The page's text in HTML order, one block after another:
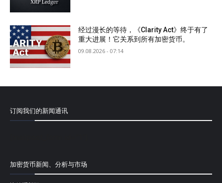
经过漫长的等待，《Clarity Act》终于有了
重大进展！它关系到所有加密货币。
09.08.2026 - 07:14
订阅我们的新闻通讯
加密货币新闻、分析与市场